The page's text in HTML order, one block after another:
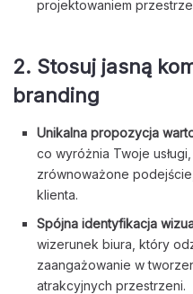
projektowaniem
2. Stosuj jasną
branding
Unikalna propozycja
co wyróżnia Twoje
zrównoważone
klienta.
Spójna identyfikacja
wizerunek biura, który
zaangażowanie w
atrakcyjnych przestrzeni.